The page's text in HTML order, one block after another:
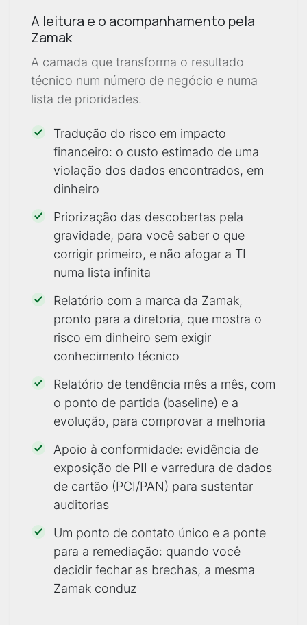
A leitura e o acompanhamento pela
Zamak
A camada que transforma o resultado
técnico num número de negócio e numa
lista de prioridades.
Tradução do risco em impacto
financeiro: o custo estimado de uma
violação dos dados encontrados, em
dinheiro
Priorização das descobertas pela
gravidade, para você saber o que
corrigir primeiro, e não afogar a TI
numa lista infinita
Relatório com a marca da Zamak,
pronto para a diretoria, que mostra o
risco em dinheiro sem exigir
conhecimento técnico
Relatório de tendência mês a mês, com
o ponto de partida (baseline) e a
evolução, para comprovar a melhoria
Apoio à conformidade: evidência de
exposição de PII e varredura de dados
de cartão (PCI/PAN) para sustentar
auditorias
Um ponto de contato único e a ponte
para a remediação: quando você
decidir fechar as brechas, a mesma
Zamak conduz